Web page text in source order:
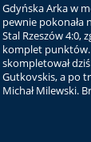
Gdyńska Arka w
pewnie pokonała
Stal Rzeszów 4:0,
komplet
skompletował
Gutkovskis, a po
Michał Milewski.